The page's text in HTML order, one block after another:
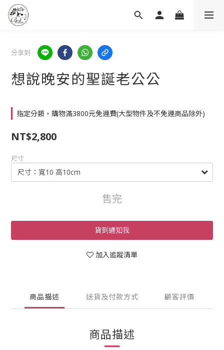
分享到
想說晚安的聖誕老公公
指定分類，購物滿3800元免運費(大型物件及不免運商品除外)
NT$2,800
尺寸
售完
貨到通知我
加入追蹤清單
商品描述 送貨及付款方式 顧客評價
商品描述